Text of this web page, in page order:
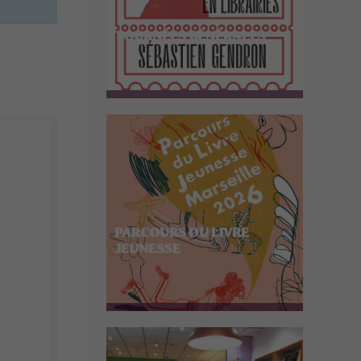
TOURNÉES GÉNÉRALES
PARCOURS DU LIVRE
JEUNESSE